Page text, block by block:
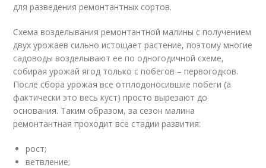
для разведения ремонтантных сортов.
Схема возделывания ремонтантной малины с получением
двух урожаев сильно истощает растение, поэтому многие
садоводы возделывают ее по одногодичной схеме,
собирая урожай ягод только с побегов – первогодков.
После сбора урожая все отплодоносившие побеги (а
фактически это весь куст) просто вырезают до
основания. Таким образом, за сезон малина
ремонтантная проходит все стадии развития:
рост;
ветвление;